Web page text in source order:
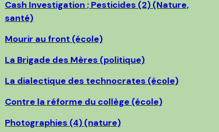
Cash Investigation ; Pesticides (2) (Nature,
santé)
Mourir au front (école)
La Brigade des Mères (politique)
La dialectique des technocrates (école)
Contre la réforme du collège (école)
Photographies (4) (nature)